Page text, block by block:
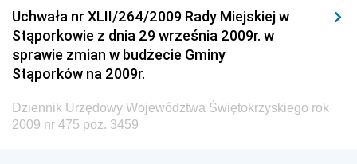
Technologii
Dziennik Urzędowy Ministra Inwestycji i Rozwoju
Dziennik Urzędowy Naczelnego Dyrektora Archiwów
Państwowych
Dziennik Urzędowy Ministra Finansów, Inwestycji i
Rozwoju
Uchwała nr XLII/264/2009 Rady Miejskiej w
Stąporkowie z dnia 29 września 2009r. w
sprawie zmian w budżecie Gminy
Stąporków na 2009r.
Dziennik Urzędowy Województwa Świętokrzyskiego rok
2009 nr 475 poz. 3459